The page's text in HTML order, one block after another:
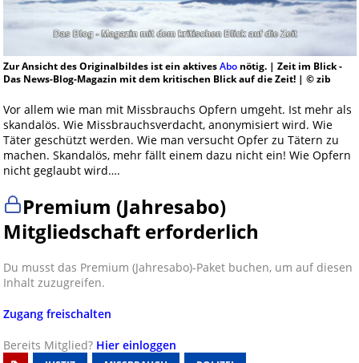
Zur Ansicht des Originalbildes ist ein aktivesAbonötig. | Zeit im Blick -
Das News-Blog-Magazin mit dem kritischen Blick auf die Zeit! | © zib
Vor allem wie man mit Missbrauchs Opfern umgeht. Ist mehr als
skandalös. Wie Missbrauchsverdacht, anonymisiert wird. Wie
Täter geschützt werden. Wie man versucht Opfer zu Tätern zu
machen. Skandalös, mehr fällt einem dazu nicht ein! Wie Opfern
nicht geglaubt wird….
Premium (Jahresabo)
Mitgliedschaft erforderlich
Du musst das Premium (Jahresabo)-Paket buchen, um auf diesen
Inhalt zuzugreifen.
Zugang freischalten
Bereits Mitglied? Hier einloggen